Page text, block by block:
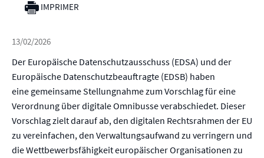
IMPRIMER
13/02/2026
Der Europäische Datenschutzausschuss (EDSA) und der
Europäische Datenschutzbeauftragte (EDSB) haben
eine gemeinsame Stellungnahme zum Vorschlag für eine
Verordnung über digitale Omnibusse verabschiedet. Dieser
Vorschlag zielt darauf ab, den digitalen Rechtsrahmen der EU
zu vereinfachen, den Verwaltungsaufwand zu verringern und
die Wettbewerbsfähigkeit europäischer Organisationen zu